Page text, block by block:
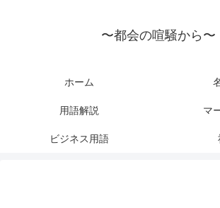
〜都会の喧騒から〜
ホーム
用語解説 マ
ビジネス用語